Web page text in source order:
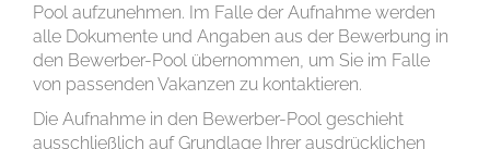
Pool aufzunehmen. Im Falle der Aufnahme werden
alle Dokumente und Angaben aus der Bewerbung in
den Bewerber-Pool übernommen, um Sie im Falle
von passenden Vakanzen zu kontaktieren.
Die Aufnahme in den Bewerber-Pool geschieht
ausschließlich auf Grundlage Ihrer ausdrücklichen